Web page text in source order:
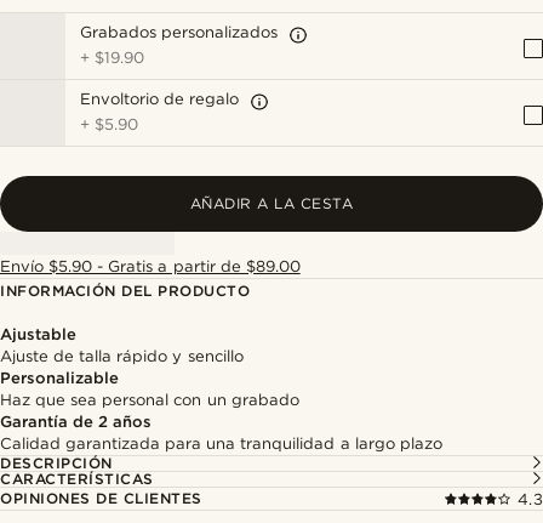
Grabados personalizados
+ $19.90
Envoltorio de regalo
+ $5.90
AÑADIR A LA CESTA
Envío $5.90 - Gratis a partir de $89.00
INFORMACIÓN DEL PRODUCTO
Ajustable
Ajuste de talla rápido y sencillo
Personalizable
Haz que sea personal con un grabado
Garantía de 2 años
Calidad garantizada para una tranquilidad a largo plazo
DESCRIPCIÓN
CARACTERÍSTICAS
OPINIONES DE CLIENTES
4.3